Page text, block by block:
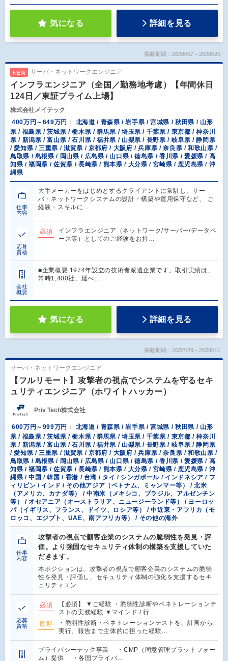
気になる 詳細を見る
掲載期間：26/08/07～26/08/20
NEW サーバ・ネットワークエンジニア
インフラエンジニア（全国／勤務地考慮）【年間休日
124日／東証プライム上場】
株式会社メイテック
400万円～649万円
北海道 / 青森県 / 岩手県 / 宮城県 / 秋田県 / 山形
県 / 福島県 / 茨城県 / 栃木県 / 群馬県 / 埼玉県 / 千葉県 / 東京都 / 神奈川
県 / 新潟県 / 富山県 / 石川県 / 福井県 / 山梨県 / 長野県 / 岐阜県 / 静岡県
/ 愛知県 / 三重県 / 滋賀県 / 京都府 / 大阪府 / 兵庫県 / 奈良県 / 和歌山県 /
鳥取県 / 島根県 / 岡山県 / 広島県 / 山口県 / 徳島県 / 香川県 / 愛媛県 / 高
知県 / 福岡県 / 佐賀県 / 長崎県 / 熊本県 / 大分県 / 宮崎県 / 鹿児島県 / 沖
縄県
仕事
内容
大手メーカーをはじめとするクライアントに常駐し、サー
バ・ネットワークシステムの設計・構築や運用保守など、 ご
経験・スキルに…
応募
資格
必須
インフラエンジニア（ネットワーク/サーバー/データベ
ース等）としてのご経験をお持…
会社
概要
■企業概要 1974年設立の技術者派遣企業です。取引実績は、
常時1,400社、延べ…
気になる 詳細を見る
掲載期間：26/07/29～26/08/11
サーバ・ネットワークエンジニア
【フルリモート】攻撃者の視点でシステムを守るセキ
ュリティエンジニア（ホワイトハッカー）
Priv Tech株式会社
600万円～999万円
北海道 / 青森県 / 岩手県 / 宮城県 / 秋田県 / 山形
県 / 福島県 / 茨城県 / 栃木県 / 群馬県 / 埼玉県 / 千葉県 / 東京都 / 神奈川
県 / 新潟県 / 富山県 / 石川県 / 福井県 / 山梨県 / 長野県 / 岐阜県 / 静岡県
/ 愛知県 / 三重県 / 滋賀県 / 京都府 / 大阪府 / 兵庫県 / 奈良県 / 和歌山県 /
鳥取県 / 島根県 / 岡山県 / 広島県 / 山口県 / 徳島県 / 香川県 / 愛媛県 / 高
知県 / 福岡県 / 佐賀県 / 長崎県 / 熊本県 / 大分県 / 宮崎県 / 鹿児島県 / 沖
縄県 / 中国 / 韓国 / 香港 / 台湾 / タイ / シンガポール / インドネシア / フ
ィリピン / インド / その他アジア（ベトナム、ミャンマー等） / 北米
（アメリカ、カナダ等） / 中南米（メキシコ、ブラジル、アルゼンチン
等） / オセアニア（オーストラリア、ニュージーランド等） / ヨーロッ
パ（イギリス、フランス、ドイツ、ロシア等） / 中近東・アフリカ（モ
ロッコ、エジプト、UAE、南アフリカ等） / その他の海外
仕事
内容
攻撃者の視点で顧客企業のシステムの脆弱性を発見・評
価。より強固なセキュリティ体制の構築を支援していた
だきます。
本ポジションは、攻撃者の視点で顧客企業のシステムの脆弱
性を発見・評価し、セキュリティ体制の強化を支援するセキ
ュリティエン…
応募
資格
必須
【必須】 ▼ご経験 ・脆弱性診断やペネトレーションテ
ストの実務経験 ▼マインド / 行…
歓迎
・脆弱性診断・ペネトレーションテストを、計画から
実行、報告まで主体的に担った経験…
プライバシーテック事業 ・CMP（同意管理プラットフォー
ム）提供 ・各国プライバ…